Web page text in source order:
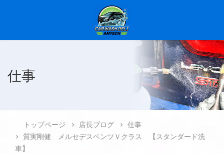
仕事
トップページ 店長ブログ
仕事
質実剛健 メルセデスベンツＶクラス 【スタンダード洗
車】